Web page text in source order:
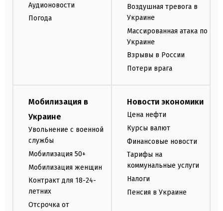
Аудионовости
Погода
Воздушная тревога в
Украине
Массированная атака по
Украине
Взрывы в России
Потери врага
Мобилизация в
Украине
Увольнение с военной
службы
Мобилизация 50+
Мобилизация женщин
Контракт для 18-24-
летних
Отсрочка от
Новости экономики
Цена нефти
Курсы валют
Финансовые новости
Тарифы на
коммунальные услуги
Налоги
Пенсия в Украине